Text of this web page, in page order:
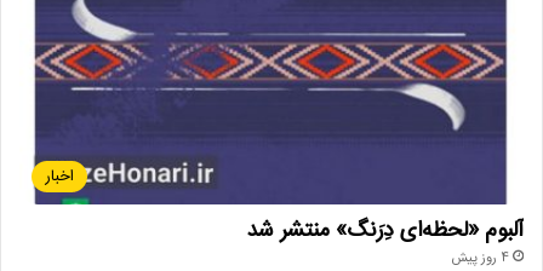
اخبار
آلبوم «لحظه‌ای دِرَنگ» منتشر شد
4 روز پیش